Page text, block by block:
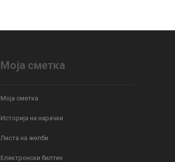
Моја сметка
Моја сметка
Историја на нарачки
Листа на желби
Електронски билтен